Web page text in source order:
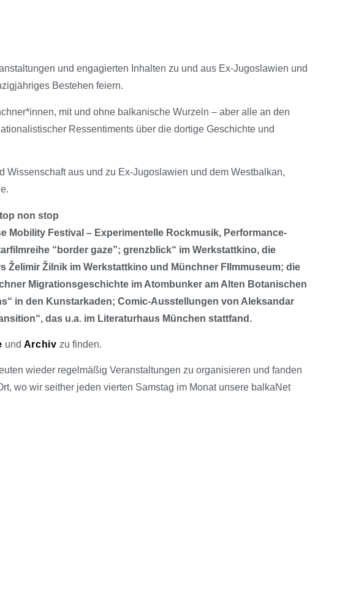
und engagierten Inhalten zu und aus Ex-Jugoslawien und
Bestehen feiern.
mit und ohne balkanische Wurzeln – aber alle an den
Ressentiments über die dortige Geschichte und
Wissenschaft aus und zu Ex-Jugoslawien und dem Westbalkan,
non stop
Mobility Festival – Experimentelle Rockmusik, Performance-
“border gaze”; grenzblick“ im Werkstattkino, die
Želimir Žilnik im Werkstattkino und Münchner FIlmmuseum; die
Migrationsgeschichte im Atombunker am Alten Botanischen
in den Kunstarkaden; Comic-Ausstellungen von Aleksandar
das u.a. im Literaturhaus München stattfand.
und Archiv zu finden.
wieder regelmäßig Veranstaltungen zu organisieren und fanden
wo wir seither jeden vierten Samstag im Monat unsere balkaNet